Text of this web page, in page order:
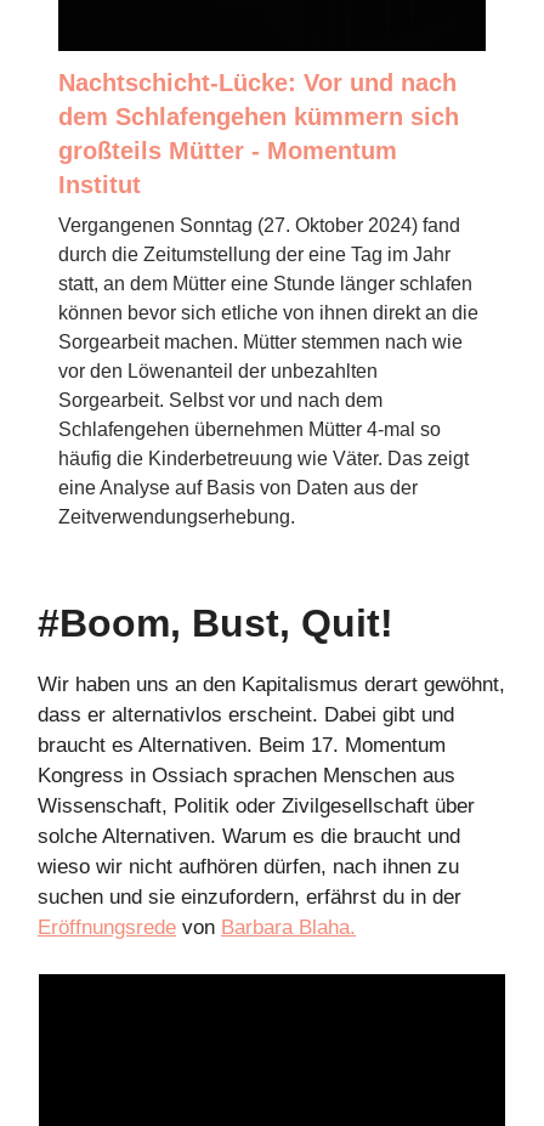
Nachtschicht-Lücke: Vor und nach
dem Schlafengehen kümmern sich
großteils Mütter - Momentum
Institut
Vergangenen Sonntag (27. Oktober 2024) fand
durch die Zeitumstellung der eine Tag im Jahr
statt, an dem Mütter eine Stunde länger schlafen
können bevor sich etliche von ihnen direkt an die
Sorgearbeit machen. Mütter stemmen nach wie
vor den Löwenanteil der unbezahlten
Sorgearbeit. Selbst vor und nach dem
Schlafengehen übernehmen Mütter 4-mal so
häufig die Kinderbetreuung wie Väter. Das zeigt
eine Analyse auf Basis von Daten aus der
Zeitverwendungserhebung.
#Boom, Bust, Quit!
Wir haben uns an den Kapitalismus derart gewöhnt,
dass er alternativlos erscheint. Dabei gibt und
braucht es Alternativen. Beim 17. Momentum
Kongress in Ossiach sprachen Menschen aus
Wissenschaft, Politik oder Zivilgesellschaft über
solche Alternativen. Warum es die braucht und
wieso wir nicht aufhören dürfen, nach ihnen zu
suchen und sie einzufordern, erfährst du in der
Eröffnungsrede von Barbara Blaha.